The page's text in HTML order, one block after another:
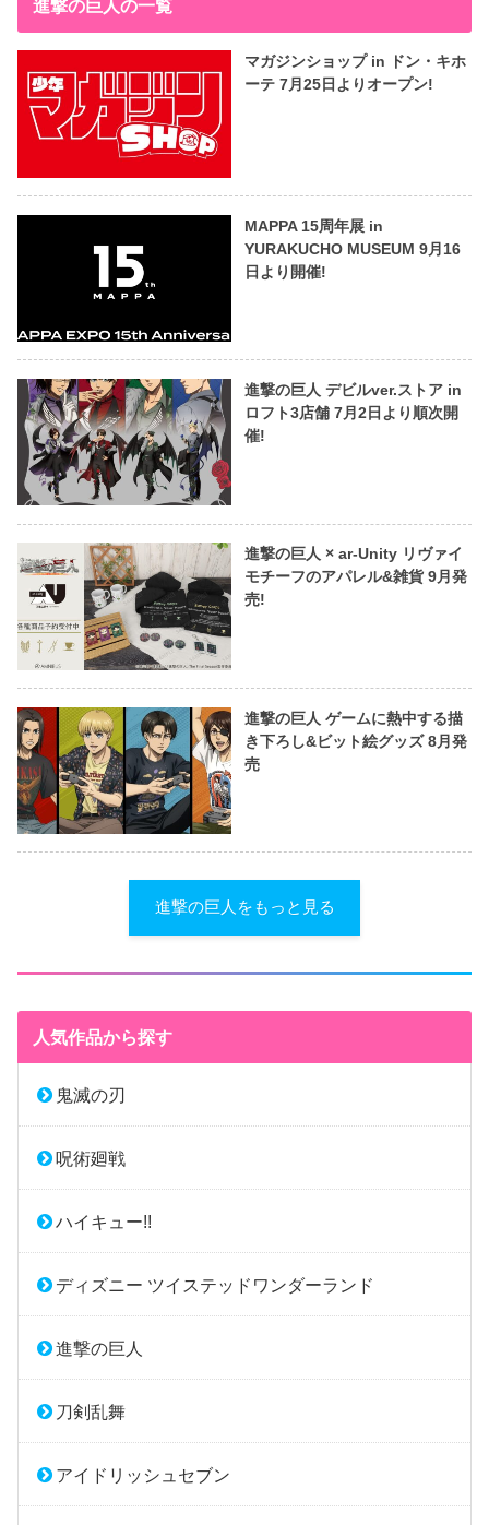
進撃の巨人の一覧
マガジンショップ in ドン・キホ
ーテ 7月25日よりオープン!
MAPPA 15周年展 in
YURAKUCHO MUSEUM 9月16
日より開催!
進撃の巨人 デビルver.ストア in
ロフト3店舗 7月2日より順次開
催!
進撃の巨人 × ar-Unity リヴァイ
モチーフのアパレル&雑貨 9月発
売!
進撃の巨人 ゲームに熱中する描
き下ろし&ビット絵グッズ 8月発
売
進撃の巨人をもっと見る
人気作品から探す
鬼滅の刃
呪術廻戦
ハイキュー!!
ディズニー ツイステッドワンダーランド
進撃の巨人
刀剣乱舞
アイドリッシュセブン